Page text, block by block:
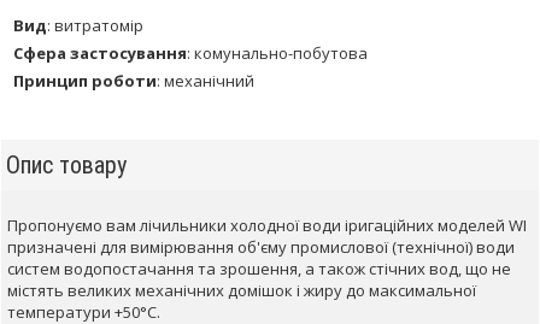
Вид: витратомір
Сфера застосування: комунально-побутова
Принцип роботи: механічний
Опис товару
Пропонуємо вам лічильники холодної води іригаційних моделей WI
призначені для вимірювання об'єму промислової (технічної) води
систем водопостачання та зрошення, а також стічних вод, що не
містять великих механічних домішок і жиру до максимальної
температури +50°С.